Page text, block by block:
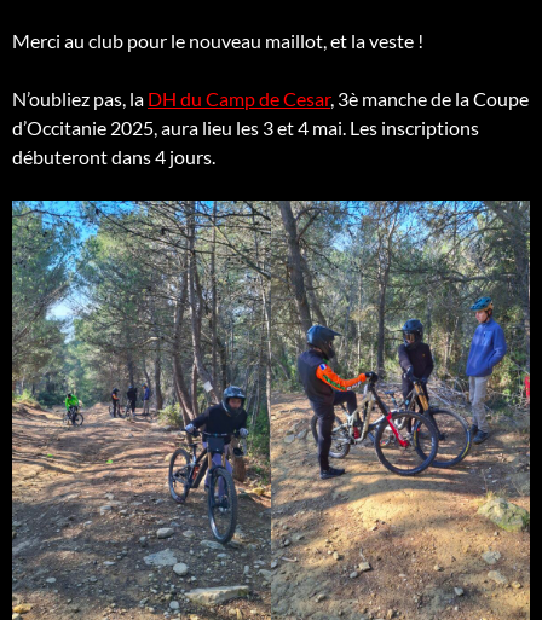
Merci au club pour le nouveau maillot, et la veste !
N’oubliez pas, la DH du Camp de Cesar, 3è manche de la Coupe
d’Occitanie 2025, aura lieu les 3 et 4 mai. Les inscriptions
débuteront dans 4 jours.